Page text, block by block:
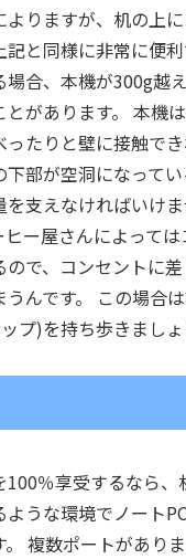
よりますが、机の上
記と同様に非常に便
場合、本機が300g越
があります。 本機
ったりと壁に接触で
部が空洞になって
支えなければいけ
ヒー屋さんによって
で、コンセントに
うんです。 この場合
プ)を持ち歩きましょ
％享受するなら、
ような環境でノート
複数ポートがあり